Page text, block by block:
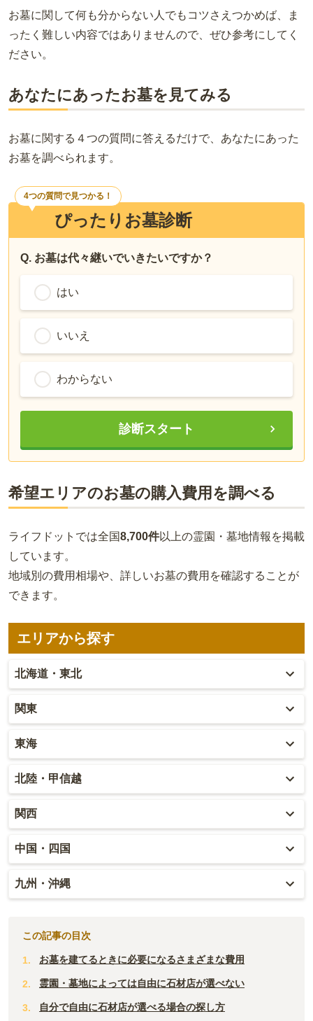
お墓に関して何も分からない人でもコツさえつかめば、ま
ったく難しい内容ではありませんので、ぜひ参考にしてく
ださい。
あなたにあったお墓を見てみる
お墓に関する４つの質問に答えるだけで、あなたにあった
お墓を調べられます。
ぴったりお墓診断
4つの質問で見つかる！
Q. お墓は代々継いでいきたいですか？
はい
いいえ
わからない
診断スタート
希望エリアのお墓の購入費用を調べる
ライフドットでは全国8,700件以上の霊園・墓地情報を掲載
しています。
地域別の費用相場や、詳しいお墓の費用を確認することが
できます。
エリアから探す
北海道・東北
北海道
青森
岩手
山形
宮城
福島
関東
東京
神奈川
千葉
茨城
栃木
東海
愛知
岐阜
三重
北陸・甲信越
富山
石川
山梨
新潟
長野
関西
大阪
兵庫
滋賀
和歌山
中国・四国
岡山
鳥取
山口
九州・沖縄
佐賀
この記事の目次
お墓を建てるときに必要になるさまざまな費用
霊園・墓地によっては自由に石材店が選べない
自分で自由に石材店が選べる場合の探し方